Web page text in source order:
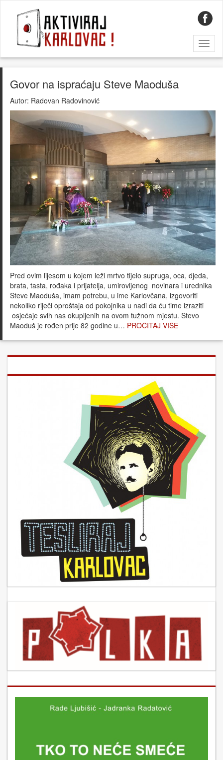
Govor na ispraćaju Steve Maoduša
Autor: Radovan Radovinović
Pred ovim lijesom u kojem leži mrtvo tijelo supruga, oca, djeda,
brata, tasta, rođaka i prijatelja, umirovljenog novinara i urednika
Steve Maoduša, imam potrebu, u ime Karlovčana, izgovoriti
nekoliko riječi oproštaja od pokojnika u nadi da ću time izraziti
osjećaje svih nas okupljenih na ovom tužnom mjestu. Stevo
Maoduš je rođen prije 82 godine u… PROČITAJ VIŠE